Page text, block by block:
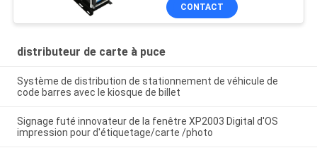
CONTACT
distributeur de carte à puce
Système de distribution de stationnement de véhicule de
code barres avec le kiosque de billet
Signage futé innovateur de la fenêtre XP2003 Digital d'OS
impression pour d'étiquetage/carte /photo